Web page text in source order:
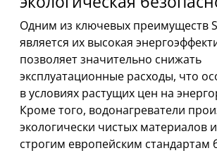
Одним из ключевых преимуществ
является их высокая
позволяет значительно снижать
эксплуатационные расходы, что
в условиях растущих цен на
Кроме того, водонагреватели
экологически чистых материалов
строгим европейским стандартам